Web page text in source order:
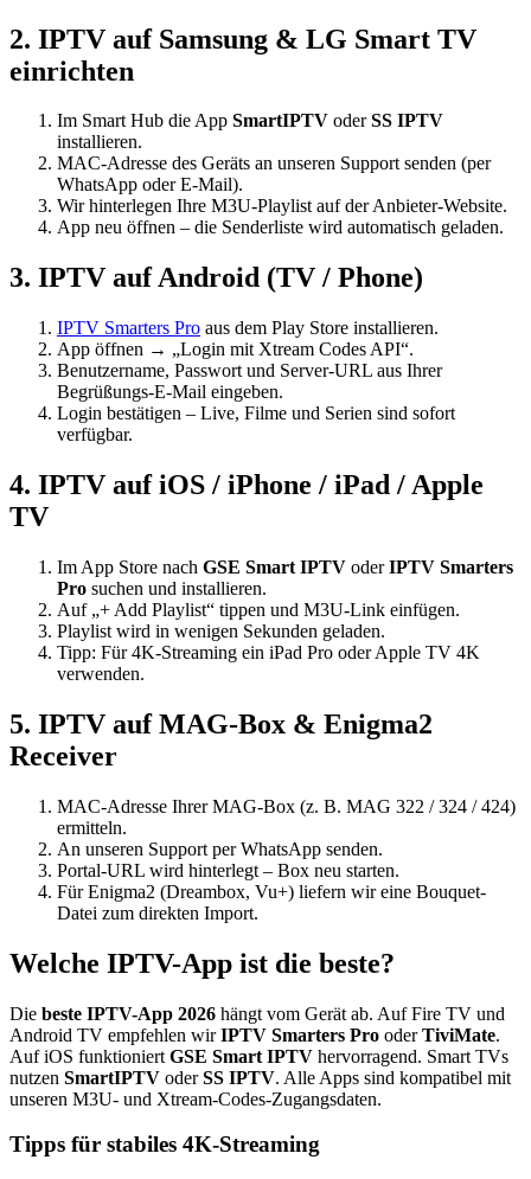
2. IPTV auf Samsung & LG Smart TV
einrichten
Im Smart Hub die App SmartIPTV oderSS IPTV
installieren.
MAC-Adresse des Geräts an unseren Support senden (per
WhatsApp oder E-Mail).
Wir hinterlegen Ihre M3U-Playlist auf der Anbieter-Website.
App neu öffnen – die Senderliste wird automatisch geladen.
3. IPTV auf Android (TV / Phone)
IPTV Smarters Pro aus dem Play Store installieren.
App öffnen → „Login mit Xtream Codes API“.
Benutzername, Passwort und Server-URL aus Ihrer
Begrüßungs-E-Mail eingeben.
Login bestätigen – Live, Filme und Serien sind sofort
verfügbar.
4. IPTV auf iOS / iPhone / iPad / Apple
TV
Im App Store nach GSE Smart IPTV oderIPTV Smarters
Pro suchen und installieren.
Auf „+ Add Playlist“ tippen und M3U-Link einfügen.
Playlist wird in wenigen Sekunden geladen.
Tipp: Für 4K-Streaming ein iPad Pro oder Apple TV 4K
verwenden.
5. IPTV auf MAG-Box & Enigma2
Receiver
MAC-Adresse Ihrer MAG-Box (z. B. MAG 322 / 324 / 424)
ermitteln.
An unseren Support per WhatsApp senden.
Portal-URL wird hinterlegt – Box neu starten.
Für Enigma2 (Dreambox, Vu+) liefern wir eine Bouquet-
Datei zum direkten Import.
Welche IPTV-App ist die beste?
Die beste IPTV-App 2026 hängt vom Gerät ab. Auf Fire TV und
Android TV empfehlen wirIPTV Smarters Pro oderTiviMate.
Auf iOS funktioniert GSE Smart IPTV hervorragend. Smart TVs
nutzen SmartIPTV oderSS IPTV. Alle Apps sind kompatibel mit
unseren M3U- und Xtream-Codes-Zugangsdaten.
Tipps für stabiles 4K-Streaming